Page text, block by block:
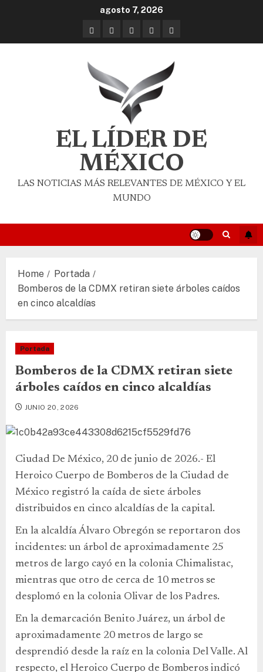
agosto 7, 2026
EL LÍDER DE
MÉXICO
LAS NOTICIAS MÁS RELEVANTES DE MÉXICO Y EL
MUNDO
Home
Portada
Bomberos de la CDMX retiran siete árboles caídos
en cinco alcaldías
Portada
Bomberos de la CDMX retiran siete
árboles caídos en cinco alcaldías
JUNIO 20, 2026
Ciudad De México, 20 de junio de 2026.- El
Heroico Cuerpo de Bomberos de la Ciudad de
México registró la caída de siete árboles
distribuidos en cinco alcaldías de la capital.
En la alcaldía Álvaro Obregón se reportaron dos
incidentes: un árbol de aproximadamente 25
metros de largo cayó en la colonia Chimalistac,
mientras que otro de cerca de 10 metros se
desplomó en la colonia Olivar de los Padres.
En la demarcación Benito Juárez, un árbol de
aproximadamente 20 metros de largo se
desprendió desde la raíz en la colonia Del Valle. Al
respecto, el Heroico Cuerpo de Bomberos indicó